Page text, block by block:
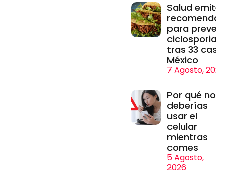
Salud emite
para
tras 33
México
7 Agosto, 2026
Por qué no
deberías
usar el
celular
mientras
comes
5 Agosto,
2026